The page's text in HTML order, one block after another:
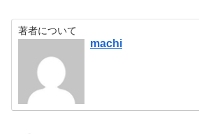
著者について
machi